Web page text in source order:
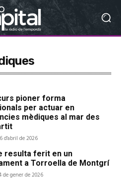
pioner forma
per actuar en
mèdiques al mar des
d'abril de 2026
resulta ferit en un
a Torroella de Montgrí
de gener de 2026